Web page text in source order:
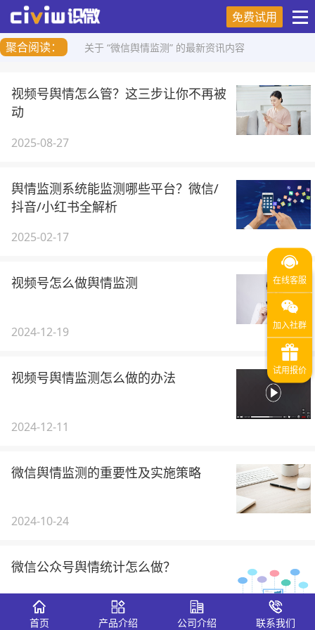
免费试用
聚合阅读：
关于 “微信舆情监测” 的最新资讯内容
视频号舆情怎么管？这三步让你不再被
动
2025-08-27
舆情监测系统能监测哪些平台？微信/
抖音/小红书全解析
2025-02-17
视频号怎么做舆情监测
2024-12-19
视频号舆情监测怎么做的办法
2024-12-11
微信舆情监测的重要性及实施策略
2024-10-24
微信公众号舆情统计怎么做？
2024-05-29
首页 产品介绍 公司介绍 联系我们